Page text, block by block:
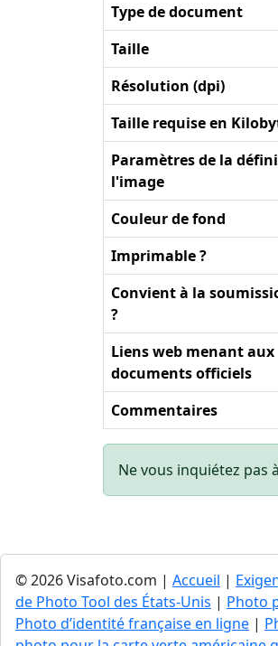
Type de document
Taille
Résolution (dpi)
Taille requise en
Paramètres de la
l'image
Couleur de fond
Imprimable ?
Convient à la
?
Liens web menant aux
documents officiels
Commentaires
Ne vous inquiétez
© 2026 Visafoto.com | Accueil |
de Photo Tool des États-Unis | Photo
Photo d’identité française en ligne |